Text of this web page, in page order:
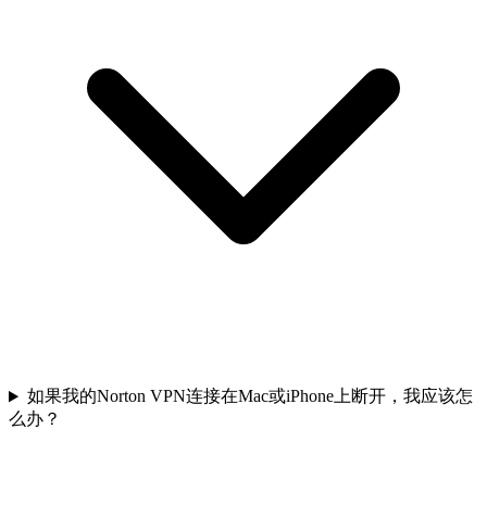
如果我的Norton VPN连接在Mac或iPhone上断开，我应该怎
么办？